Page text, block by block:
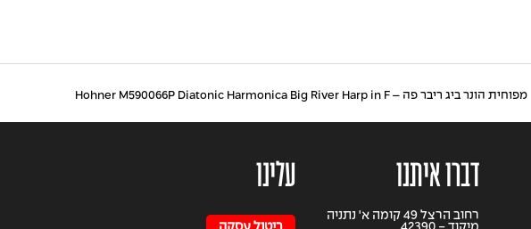
מפוחית הונר ביג ריבר פה – Hohner M590066P Diatonic Harmonica Big River Harp in F
דברו איתנו
רחוב הרצל 49 קומה א' נתניה
עלינו